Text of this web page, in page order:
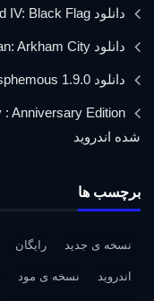
دانلود Assassin’s Creed IV: Black Flag برای اندروید
دانلود Batman: Arkham City برای اندروید
دانلود Blasphemous 1.9.0 برای اندروید
شده اندروید
برچسب ها
نسخه ی جدید رایگان
اندروید نسخه ی مود